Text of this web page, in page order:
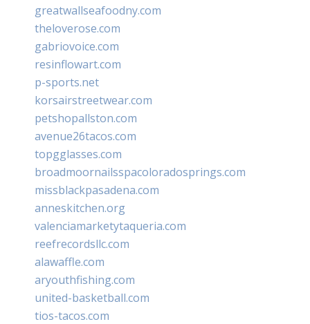
greatwallseafoodny.com
theloverose.com
gabriovoice.com
resinflowart.com
p-sports.net
korsairstreetwear.com
petshopallston.com
avenue26tacos.com
topgglasses.com
broadmoornailsspacoloradosprings.com
missblackpasadena.com
anneskitchen.org
valenciamarketytaqueria.com
reefrecordsllc.com
alawaffle.com
aryouthfishing.com
united-basketball.com
tios-tacos.com